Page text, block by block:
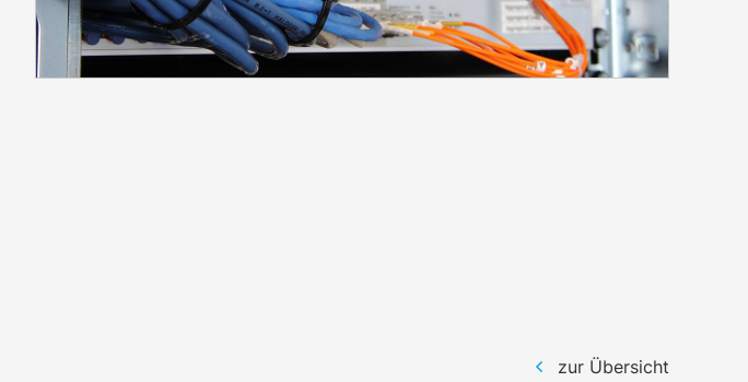
zur Übersicht